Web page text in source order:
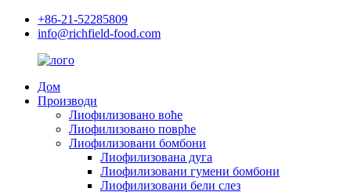
+86-21-52285809
info@richfield-food.com
Дом
Производи
Лиофилизовано воће
Лиофилизовано поврће
Лиофилизовани бомбони
Лиофилизована дуга
Лиофилизовани гумени бомбони
Лиофилизовани бели слез